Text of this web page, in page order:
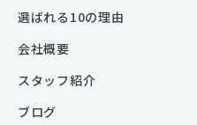
選ばれる10の理由
会社概要
スタッフ紹介
ブログ